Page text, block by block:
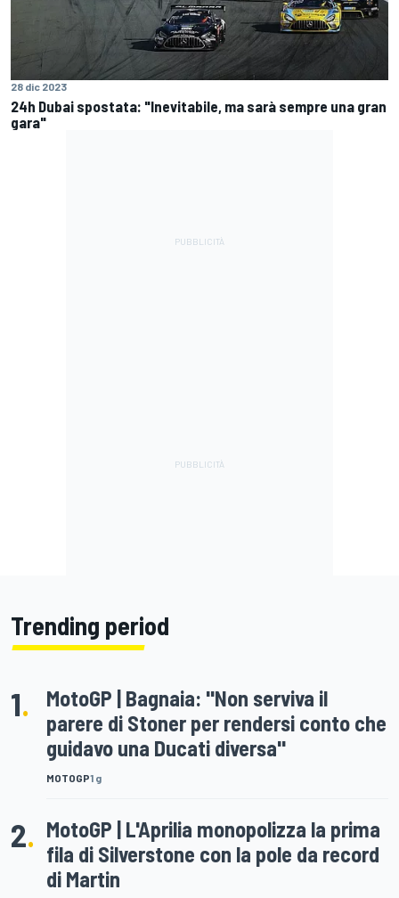
28 dic 2023
24h Dubai spostata: "Inevitabile, ma sarà sempre una gran
gara"
Trending period
1.
MOTOGP1 g
MotoGP | Bagnaia: "Non serviva il
parere di Stoner per rendersi conto che
guidavo una Ducati diversa"
2. MotoGP | L'Aprilia monopolizza la prima
fila di Silverstone con la pole da record
di Martin